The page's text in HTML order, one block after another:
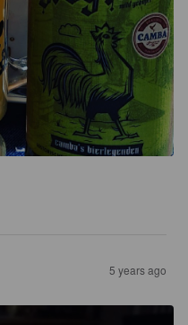
5 years ago